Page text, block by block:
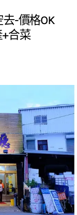
-價格OK
+合菜